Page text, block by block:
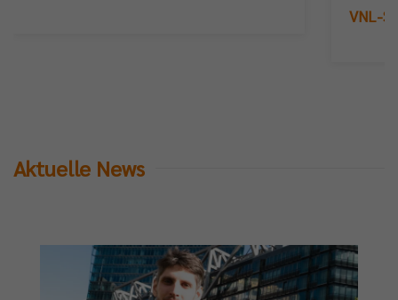
VNL-
Aktuelle News